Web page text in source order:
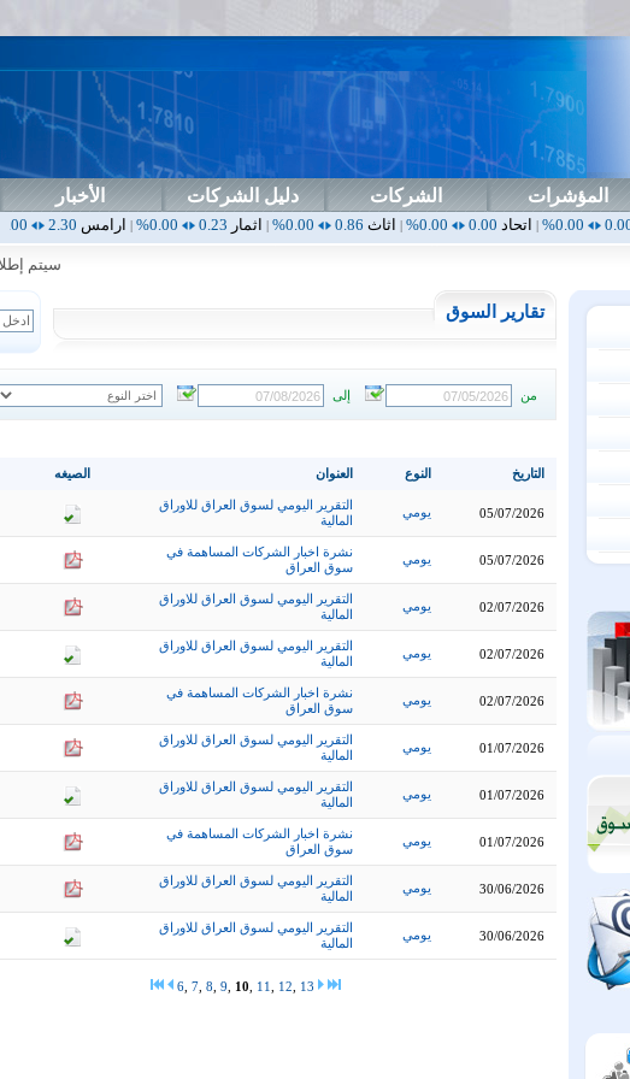
المؤشرات الشركات دليل الشركات الأخبار
|اتحاد0.00
|اثاث0.86
0.00%
|اثمار0.23
|ارامس2.30
0.00%
|اربيل0.00
سيتم إطلاق
تقارير السوق
من إلى
الصيغه العنوان النوع التاريخ
التقرير اليومي لسوق العراق للاوراق
المالية
يومي 05/07/2026
نشرة اخبار الشركات المساهمة في
سوق العراق
يومي 05/07/2026
التقرير اليومي لسوق العراق للاوراق
المالية
يومي 02/07/2026
التقرير اليومي لسوق العراق للاوراق
المالية
يومي 02/07/2026
نشرة اخبار الشركات المساهمة في
سوق العراق
يومي 02/07/2026
التقرير اليومي لسوق العراق للاوراق
المالية
يومي 01/07/2026
التقرير اليومي لسوق العراق للاوراق
المالية
يومي 01/07/2026
نشرة اخبار الشركات المساهمة في
سوق العراق
يومي 01/07/2026
التقرير اليومي لسوق العراق للاوراق
المالية
يومي 30/06/2026
التقرير اليومي لسوق العراق للاوراق
المالية
يومي 30/06/2026
6 7 8 9 10 11 12 13